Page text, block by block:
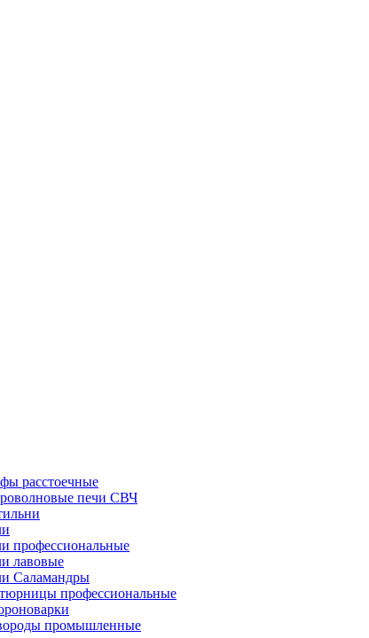
расстоечные
печи СВЧ
профессиональные
лавовые
Саламандры
профессиональные
промышленные